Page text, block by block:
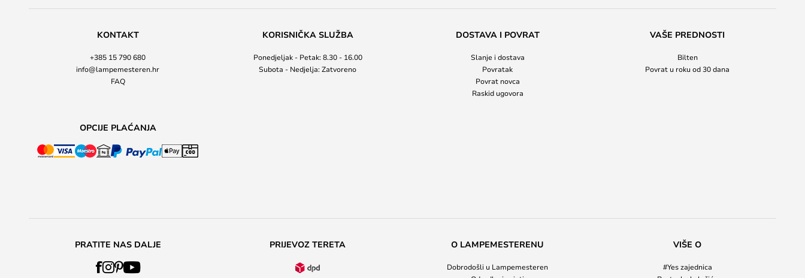
KONTAKT
+385 15 790 680
info@lampemesteren.hr
FAQ
KORISNIČKA SLUŽBA
Ponedjeljak - Petak: 8.30 - 16.00
Subota - Nedjelja: Zatvoreno
DOSTAVA I POVRAT
Slanje i dostava
Povratak
Povrat novca
Raskid ugovora
VAŠE PREDNOSTI
Bilten
Povrat u roku od 30 dana
OPCIJE PLAĆANJA
PRATITE NAS DALJE PRIJEVOZ TERETA O LAMPEMESTERENU
Dobrodošli u Lampemesteren
VIŠE O
#Yes zajednica